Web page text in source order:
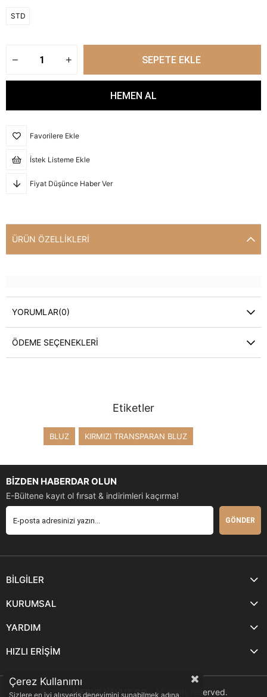
STD
Favorilere Ekle
İstek Listeme Ekle
Fiyat Düşünce Haber Ver
ÜRÜN ÖZELLIKLERI
YORUMLAR(0)
ÖDEME SEÇENEKLERI
Etiketler
BLUZ KIRMIZI TRANSPARAN BLUZ
BİZDEN HABERDAR OLUN
E-Bültene kayıt ol fırsat & indirimleri kaçırma!
GÖNDER
BİLGİLER
KURUMSAL
YARDIM
HIZLI ERİŞİM
© 2023MERVE YAVUZ.CO- All rights reserved.
Çerez Kullanımı
Sizlere en iyi alışveriş deneyimini sunabilmek adına